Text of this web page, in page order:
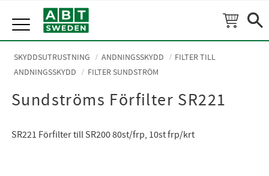
Meny
SKYDDSUTRUSTNING ANDNINGSSKYDD
FILTER TILL
ANDNINGSSKYDD
FILTER SUNDSTRÖM
Sundströms Förfilter SR221
SR221 Förfilter till SR200 80st/frp, 10st frp/krt